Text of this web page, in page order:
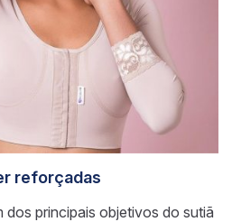
reforçadas
dos principais objetivos do sutiã